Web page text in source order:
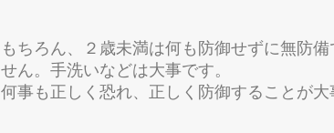
もちろん、２歳未満は何も防御せずに無防
せん。手洗いなどは大事です。
何事も正しく恐れ、正しく防御することが大